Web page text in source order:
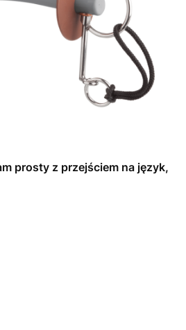
prosty z przejściem na język,